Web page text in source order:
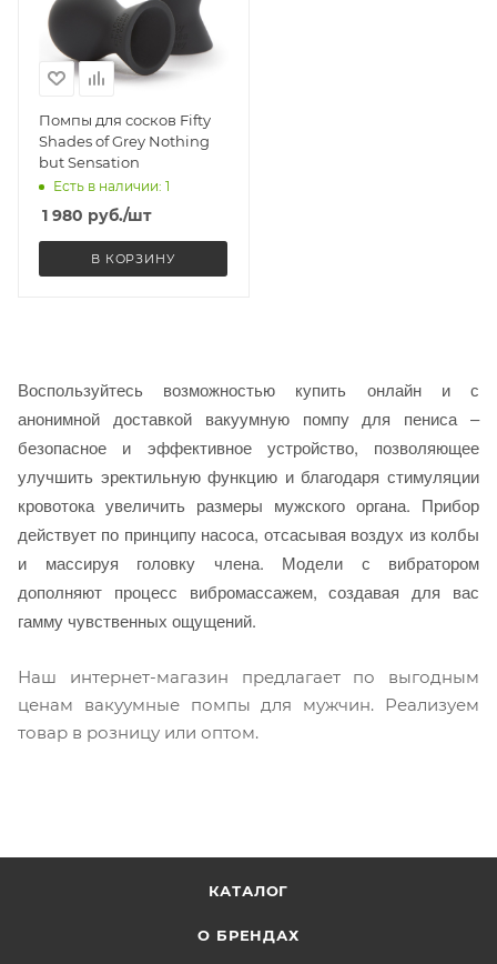
Помпы для сосков Fifty
Shades of Grey Nothing
but Sensation
Есть в наличии: 1
1 980 руб./шт
В КОРЗИНУ
Воспользуйтесь возможностью купить онлайн и с
анонимной доставкой вакуумную помпу для пениса –
безопасное и эффективное устройство, позволяющее
улучшить эректильную функцию и благодаря стимуляции
кровотока увеличить размеры мужского органа. Прибор
действует по принципу насоса, отсасывая воздух из колбы
и массируя головку члена. Модели с вибратором
дополняют процесс вибромассажем, создавая для вас
гамму чувственных ощущений.
Наш интернет-магазин предлагает по выгодным
ценам вакуумные помпы для мужчин. Реализуем
товар в розницу или оптом.
КАТАЛОГ
О БРЕНДАХ